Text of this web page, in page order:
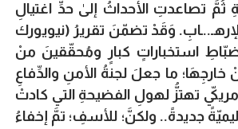
ثُمَّ تصاعدتِ الأحداثُ إلىٰ حدِّ اغتيالِ
وَقَدْ تضمّنَ تقريرُ (نيويورك
لضبّاطِ استخباراتٍ كبارٍ ومُحقّقينَ منْ
خارجِهَا؛ ما جعلَ لجنةُ الأمنِ والدِّفاعِ
تهتزُّ لهولِ الفضيحةِ التي كادتْ
جديدةً.. ولكنَّ؛ للأسفِ؛ تمَّ إخفاءُ